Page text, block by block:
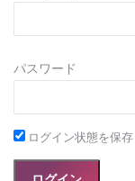
パスワード
ログイン状態を保存